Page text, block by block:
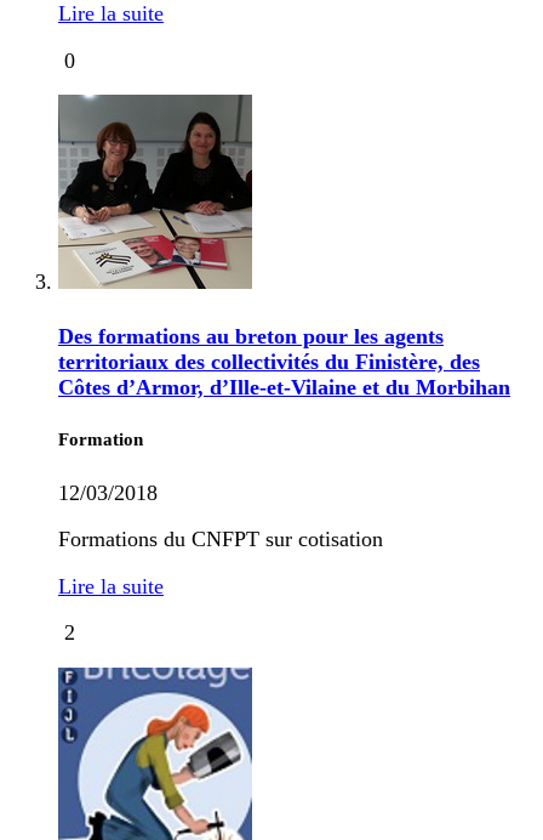
Lire la suite
0
Des formations au breton pour les agents
territoriaux des collectivités du Finistère, des
Côtes d’Armor, d’Ille-et-Vilaine et du Morbihan
Formation
12/03/2018
Formations du CNFPT sur cotisation
Lire la suite
2